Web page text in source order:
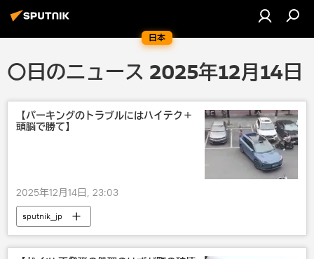
日本
〇日のニュース 2025年12月14日
【パーキングのトラブルにはハイテク＋
頭脳で勝て】
2025年12月14日, 23:03
sputnik_jp